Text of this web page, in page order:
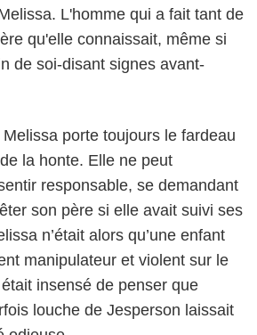
L'homme qui a fait tant de
qu'elle connaissait, même si
de soi-disant signes avant-
porte toujours le fardeau
la honte. Elle ne peut
responsable, se demandant
son père si elle avait suivi ses
n’était alors qu’une enfant
manipulateur et violent sur le
insensé de penser que
louche de Jesperson laissait
Paramount+